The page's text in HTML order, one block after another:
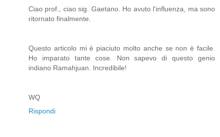
Ciao prof., ciao sig. Gaetano. Ho avuto l'influenza, ma sono
ritornato finalmente.
Questo articolo mi è piaciuto molto anche se non è facile.
Ho imparato tante cose. Non sapevo di questo genio
indiano Ramahjuan. Incredibile!
WQ
Rispondi